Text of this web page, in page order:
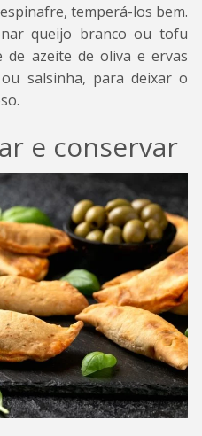
temperá-los bem.
queijo branco ou tofu
de azeite de oliva e ervas
salsinha, para deixar o
e conservar